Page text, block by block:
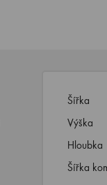
Šířka
Výška
Hloubka
Šířka